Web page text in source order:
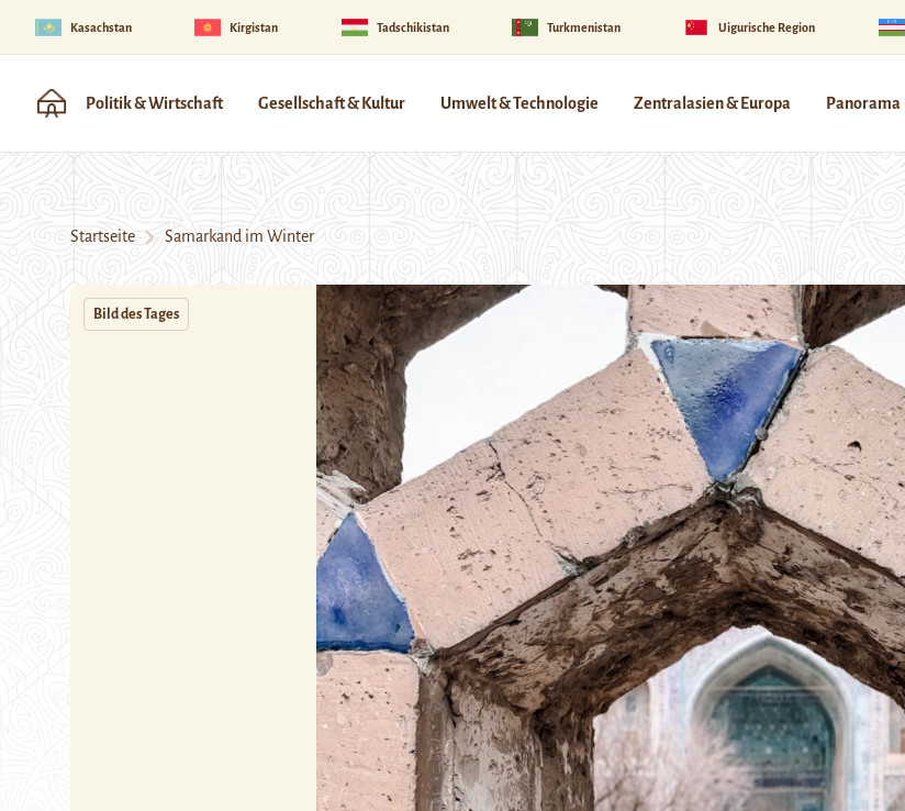
Kasachstan Kirgistan Tadschikistan Turkmenistan Uigurische Region
Politik & Wirtschaft Gesellschaft & Kultur Umwelt & Technologie Zentralasien & Europa Panorama
Startseite Samarkand im Winter
Bild des Tages